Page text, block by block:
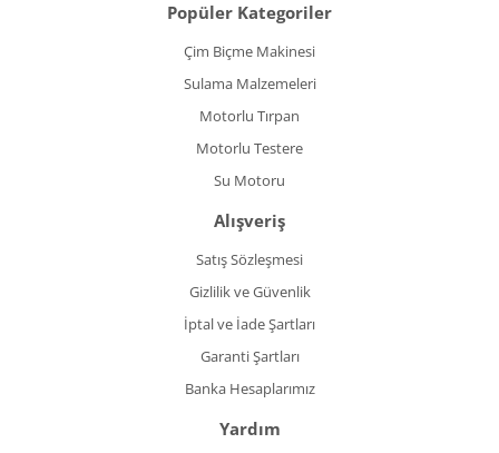
Popüler Kategoriler
Çim Biçme Makinesi
Sulama Malzemeleri
Motorlu Tırpan
Motorlu Testere
Su Motoru
Alışveriş
Satış Sözleşmesi
Gizlilik ve Güvenlik
İptal ve İade Şartları
Garanti Şartları
Banka Hesaplarımız
Yardım